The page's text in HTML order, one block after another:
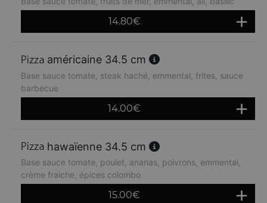
14.80€
américaine 34.5 cm
Base sauce tomate, steak haché, emmental, frites, sauce
barbecue
14.00€
hawaïenne 34.5 cm
Base sauce tomate, poulet, ananas, poivrons, emmental,
crème fraiche, épices colombo
15.00€